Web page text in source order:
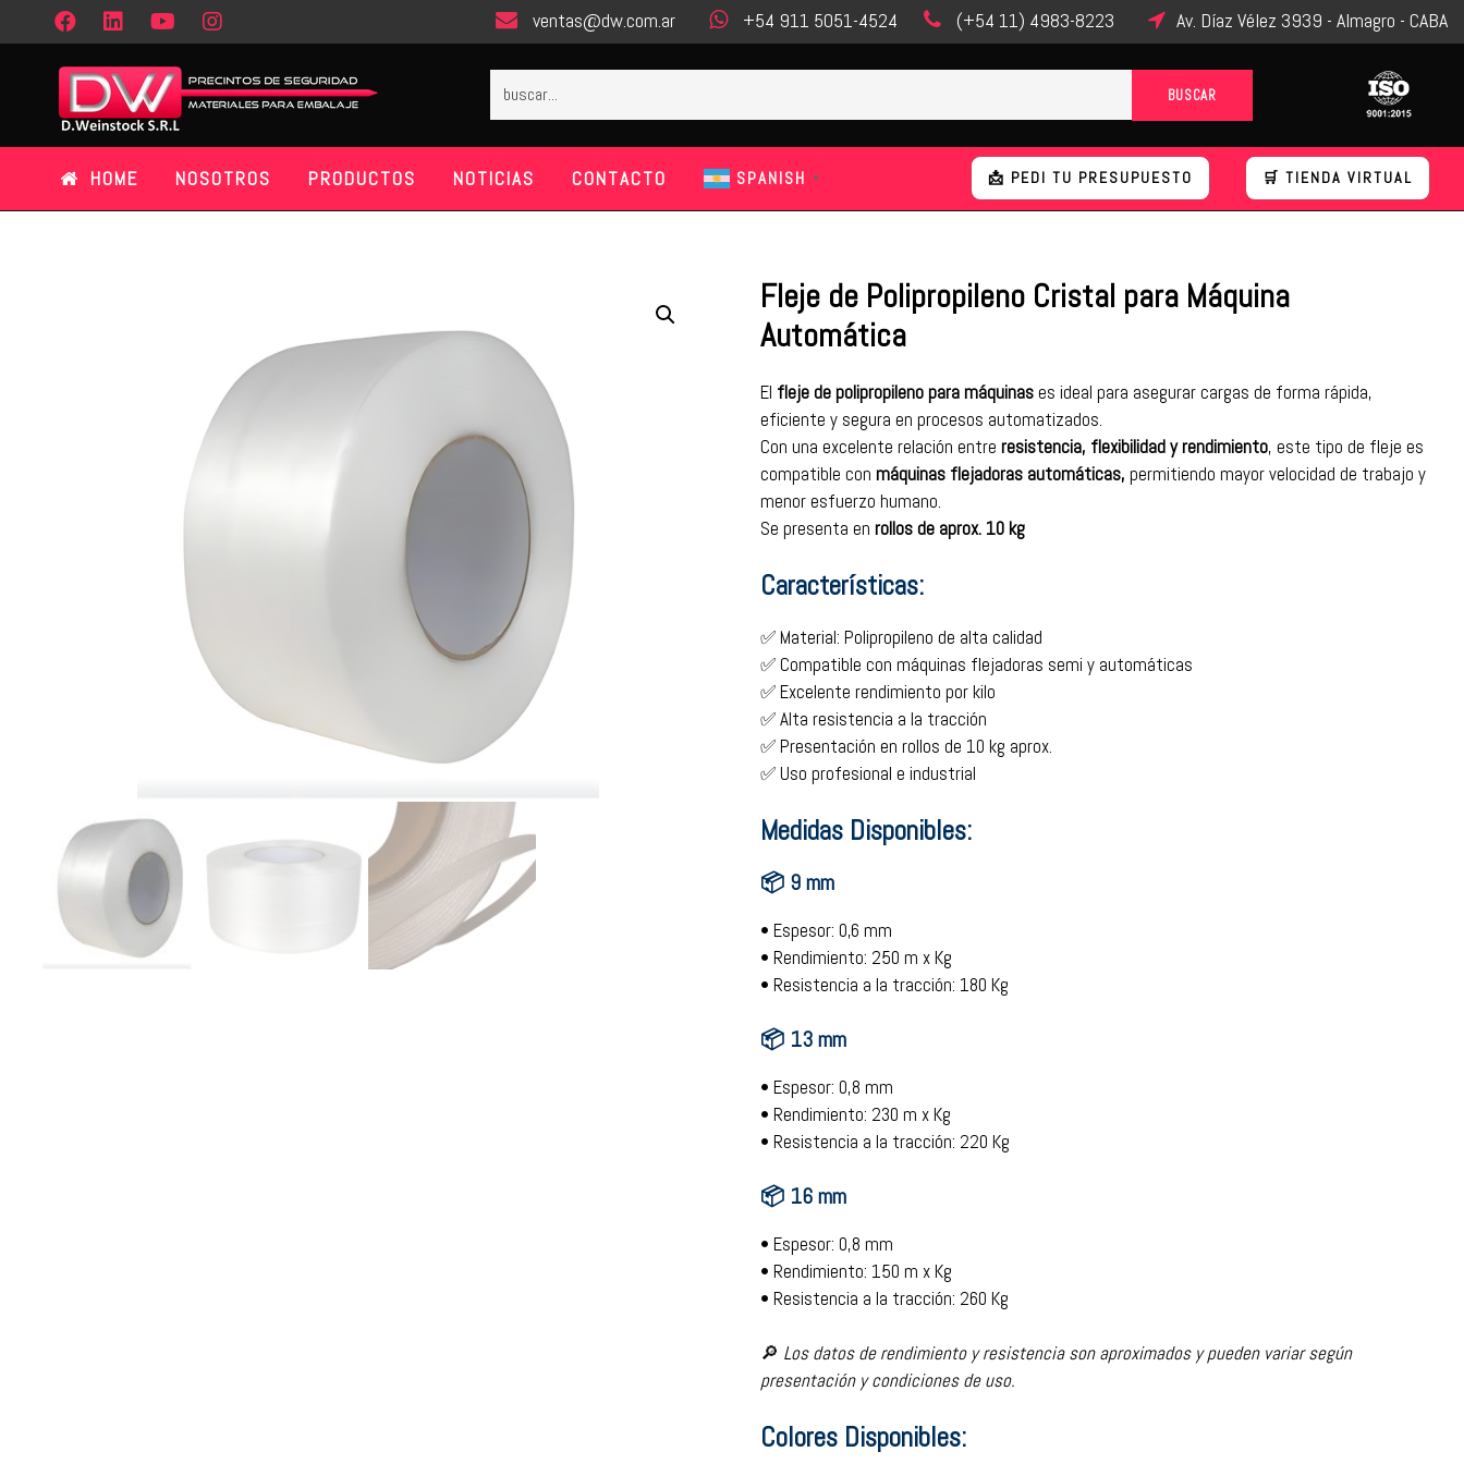
ventas@dw.com.ar +54 911 5051-4524 (+54 11) 4983-8223 Av. Díaz Vélez 3939 - Almagro - CABA
HOME NOSOTROS PRODUCTOS NOTICIAS CONTACTO SPANISH ▼ 📩 PEDI TU PRESUPUESTO 🛒 TIENDA VIRTUAL
Fleje de Polipropileno Cristal para Máquina
Automática
El fleje de polipropileno para máquinases ideal para asegurar cargas de forma rápida,
eficiente y segura en procesos automatizados.
Con una excelente relación entre resistencia, flexibilidad y rendimiento, este tipo de fleje es
compatible con máquinas flejadoras automáticas, permitiendo mayor velocidad de trabajo y
menor esfuerzo humano.
Se presenta en rollos de aprox. 10 kg
Características:
✅ Material: Polipropileno de alta calidad
✅ Compatible con máquinas flejadoras semi y automáticas
✅ Excelente rendimiento por kilo
✅ Alta resistencia a la tracción
✅ Presentación en rollos de 10 kg aprox.
✅ Uso profesional e industrial
Medidas Disponibles:
📦 9 mm
• Espesor: 0,6 mm
• Rendimiento: 250 m x Kg
• Resistencia a la tracción: 180 Kg
📦 13 mm
• Espesor: 0,8 mm
• Rendimiento: 230 m x Kg
• Resistencia a la tracción: 220 Kg
📦 16 mm
• Espesor: 0,8 mm
• Rendimiento: 150 m x Kg
• Resistencia a la tracción: 260 Kg
🔎 Los datos de rendimiento y resistencia son aproximados y pueden variar según
presentación y condiciones de uso.
Colores Disponibles: